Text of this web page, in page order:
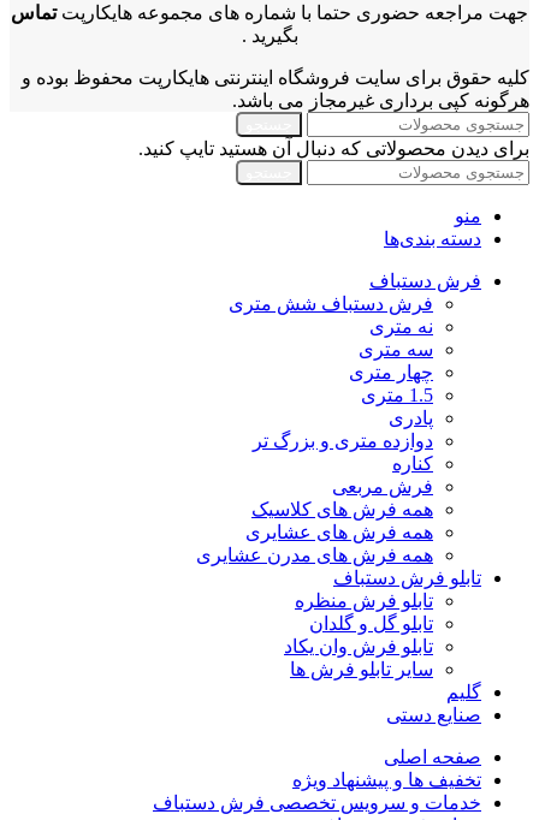
جهت مراجعه حضوری حتما با شماره های مجموعه هایکارپتتماس
بگیرید .
کلیه حقوق برای سایت فروشگاه اینترنتی هایکارپت محفوظ بوده و
هرگونه کپی برداری غیرمجاز می باشد.
برای دیدن محصولاتی که دنبال آن هستید تایپ کنید.
منو
دسته بندی‌ها
فرش دستباف
فرش دستباف شش متری
نه متری
سه متری
چهار متری
1.5 متری
پادری
دوازده متری و بزرگ تر
کناره
فرش مربعی
همه فرش های کلاسیک
همه فرش های عشایری
همه فرش های مدرن عشایری
تابلو فرش دستباف
تابلو فرش منظره
تابلو گل و گلدان
تابلو فرش وان یکاد
سایر تابلو فرش ها
گلیم
صنایع دستی
صفحه اصلی
تخفیف ها و پیشنهاد ویژه
خدمات و سرویس تخصصی فرش دستباف